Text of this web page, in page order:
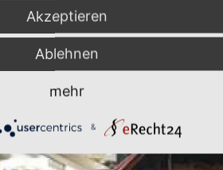
Akzeptieren
Ablehnen
mehr
&